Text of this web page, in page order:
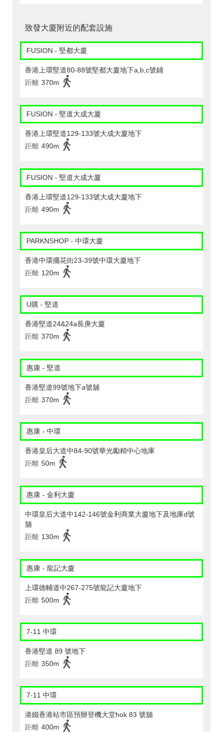
致發大廈附近的配套設施
FUSION - 堅都大廈
香港上環堅道80-88號堅都大廈地下a,b,c號鋪
距離 370m
FUSION - 堅道大成大廈
香港上環堅道129-133號大成大廈地下
距離 490m
FUSION - 堅道大成大廈
香港上環堅道129-133號大成大廈地下
距離 490m
PARKNSHOP - 中環大廈
香港中環擺花街23-39號中環大廈地下
距離 120m
U購 - 堅道
香港堅道24&24a長庚大廈
距離 370m
惠康 - 堅道
香港堅道99號地下a號舖
距離 370m
惠康 - 中環
香港皇后大道中84-90號華光勵精中心地庫
距離 50m
惠康 - 金利大廈
中環皇后大道中142-146號金利商業大廈地下及地庫d號
舖
距離 130m
惠康 - 龍記大廈
上環德輔道中267-275號龍記大廈地下
距離 500m
7-11 中環
香港堅道 89 號地下
距離 350m
7-11 中環
港鐵香港站市區預辦登機大堂hok 83 號舖
距離 400m